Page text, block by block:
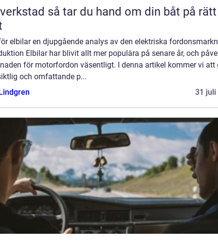
tar du hand om din båt på rätt
elbilar en djupgående analys av den elektriska
Elbilar har blivit allt mer populära på senare år, och
för motorfordon väsentligt. I denna artikel kommer vi att
och omfattande p...
31 juli